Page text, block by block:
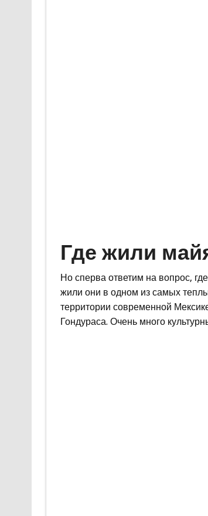
Где жили
Но сперва ответим на вопрос,
жили они в одном из самых
территории современной
Гондураса. Очень много